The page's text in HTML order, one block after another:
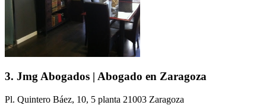
3. Jmg Abogados | Abogado en Zaragoza
Pl. Quintero Báez, 10, 5 planta 21003 Zaragoza